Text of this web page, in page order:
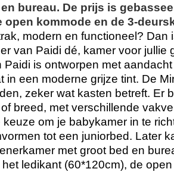
bureau. De prijs is
open kommode en de 3-
modern en functioneel? Dan
van Paidi dé, kamer voor jullie
Paidi is ontworpen met
in een moderne grijze tint. De
zeker wat kasten betreft. Er
breed, met verschillende
keuze om je babykamer in te
tot een juniorbed. Later
met groot bed en
ledikant (60*120cm), de